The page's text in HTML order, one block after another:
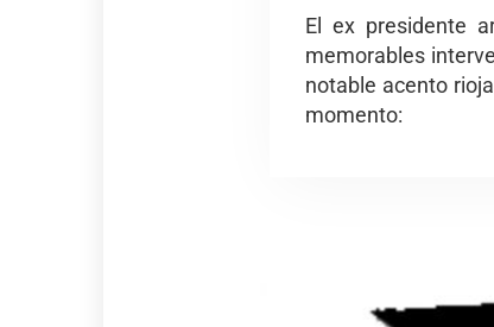
El ex presidente
memorables
notable acento
momento: